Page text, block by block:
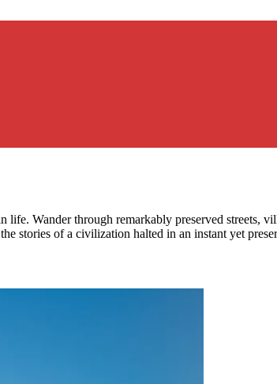
Wander through remarkably preserved streets,
stories of a civilization halted in an instant yet